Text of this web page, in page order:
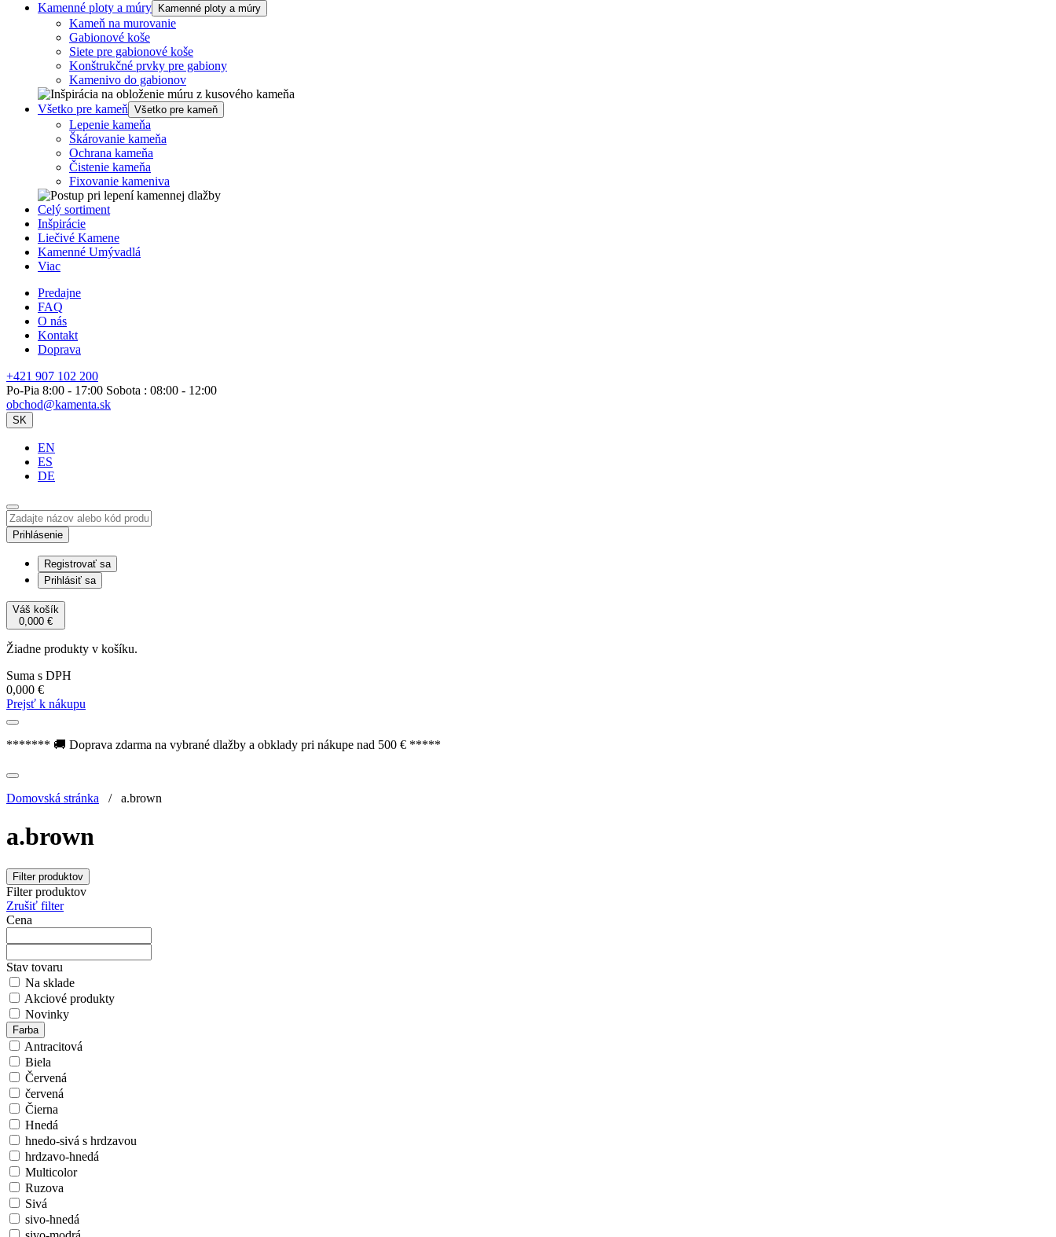
Kamenné ploty a múry Kamenné ploty a múry
Kameň na murovanie
Gabionové koše
Siete pre gabionové koše
Konštrukčné prvky pre gabiony
Kamenivo do gabionov
Všetko pre kameň Všetko pre kameň
Lepenie kameňa
Škárovanie kameňa
Ochrana kameňa
Čistenie kameňa
Fixovanie kameniva
Celý sortiment
Inšpirácie
Liečivé Kamene
Kamenné Umývadlá
Viac
Predajne
FAQ
O nás
Kontakt
Doprava
+421 907 102 200
Po-Pia 8:00 - 17:00 Sobota : 08:00 - 12:00
obchod@kamenta.sk
SK
EN
ES
DE
Prihlásenie
Registrovať sa
Prihlásiť sa
Váš košík
0,000 €
Žiadne produkty v košíku.
Suma s DPH
0,000 €
Prejsť k nákupu
******* 🚚 Doprava zdarma na vybrané dlažby a obklady pri nákupe nad 500 € *****
Domovská stránka / a.brown
a.brown
Filter produktov
Filter produktov
Zrušiť filter
Cena
Stav tovaru
Na sklade
Akciové produkty
Novinky
Farba
Antracitová
Biela
Červená
červená
Čierna
Hnedá
hnedo-sivá s hrdzavou
hrdzavo-hnedá
Multicolor
Ruzova
Sivá
sivo-hnedá